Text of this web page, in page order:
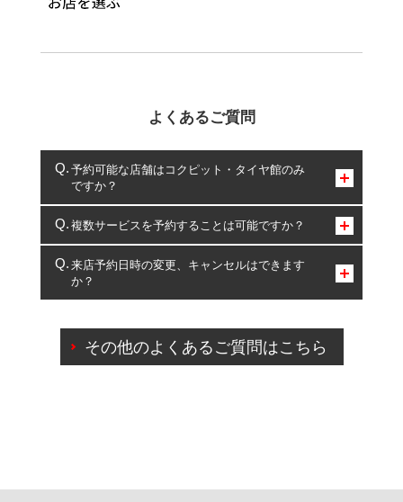
よくあるご質問
予約可能な店舗はコクピット・タイヤ館のみ
ですか？
コクピット・タイヤ館のみとなります。
複数サービスを予約することは可能ですか？
複数サービスのご予約は可能です。
一部の商品・サービスの組み合わせに限り、同時にご予約が
出来ないものもございます。
来店予約日時の変更、キャンセルはできます
か？
ご来店予約日の3営業日前を過ぎている場合のご予約
の日時変更につきましては、直接ご予約の店舗まで
その他のよくあるご質問はこちら